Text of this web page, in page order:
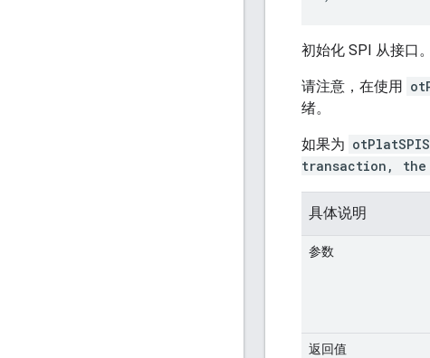
初始化 SPI 从接口。
请注意，在使用
绪。
如果为
transaction,
具体说明
参数
返回值